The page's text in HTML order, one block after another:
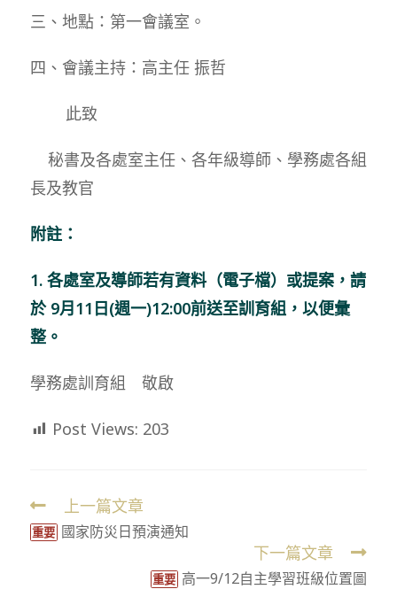
三、地點：第一會議室。
四、會議主持：高主任 振哲
此致
秘書及各處室主任、各年級導師、學務處各組
長及教官
附註：
1. 各處室及導師若有資料（電子檔）或提案，請
於 9月11日(週一)12:00前送至訓育組，以便彙
整。
學務處訓育組 敬啟
Post Views: 203
Read
more
上一篇文章
重要 國家防災日預演通知
下一篇文章
重要 高一9/12自主學習班級位置圖